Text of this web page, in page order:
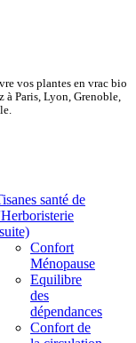
vos plantes en vrac bio
à Paris, Lyon, Grenoble,
santé de
Confort
Ménopause
Equilibre
des
dépendances
Confort de